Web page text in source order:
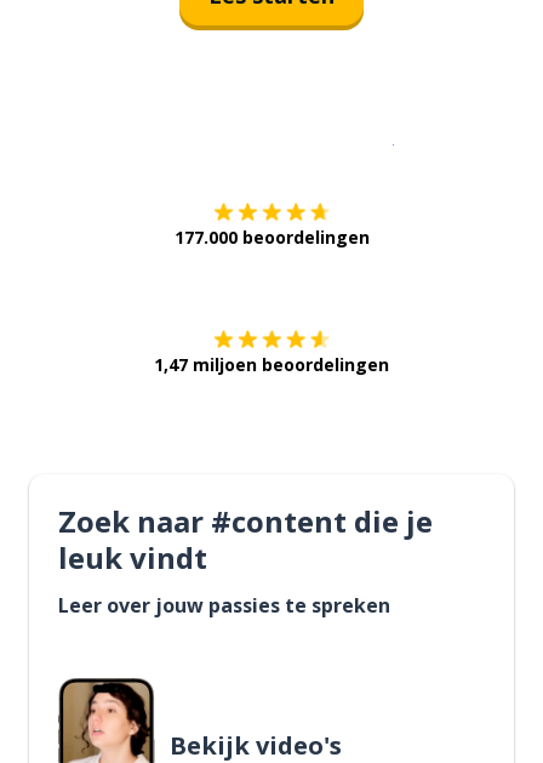
177.000 beoordelingen
1,47 miljoen beoordelingen
Zoek naar #content die je
leuk vindt
Leer over jouw passies te spreken
Bekijk video's